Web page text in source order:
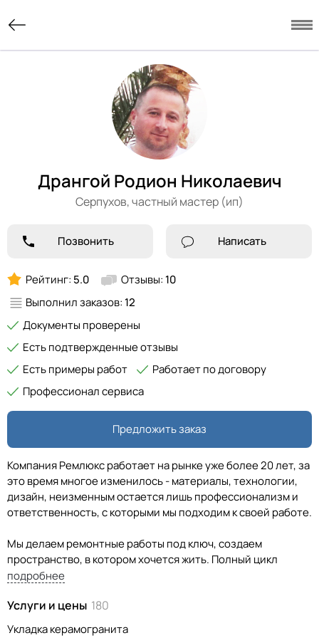
Дрангой Родион Николаевич
Серпухов,частный мастер (ип)
Позвонить Написать
Рейтинг: 5.0 Отзывы: 10
Выполнил заказов: 12
Документы проверены
Есть подтвержденные отзывы
Есть примеры работ
Работает по договору
Профессионал сервиса
Предложить заказ
Компания Ремлюкс работает на рынке уже более 20 лет, за
это время многое изменилось - материалы, технологии,
дизайн, неизменным остается лишь профессионализм и
ответственность, с которыми мы подходим к своей работе.
Мы делаем ремонтные работы под ключ, создаем
пространство, в котором хочется жить. Полный цикл
проекта по ремонту квартиры или офиса занимает от 2-х
Бригада опытных мастеров компании Ремлюкс
подробнее
Услуги и цены 180
Укладка керамогранита